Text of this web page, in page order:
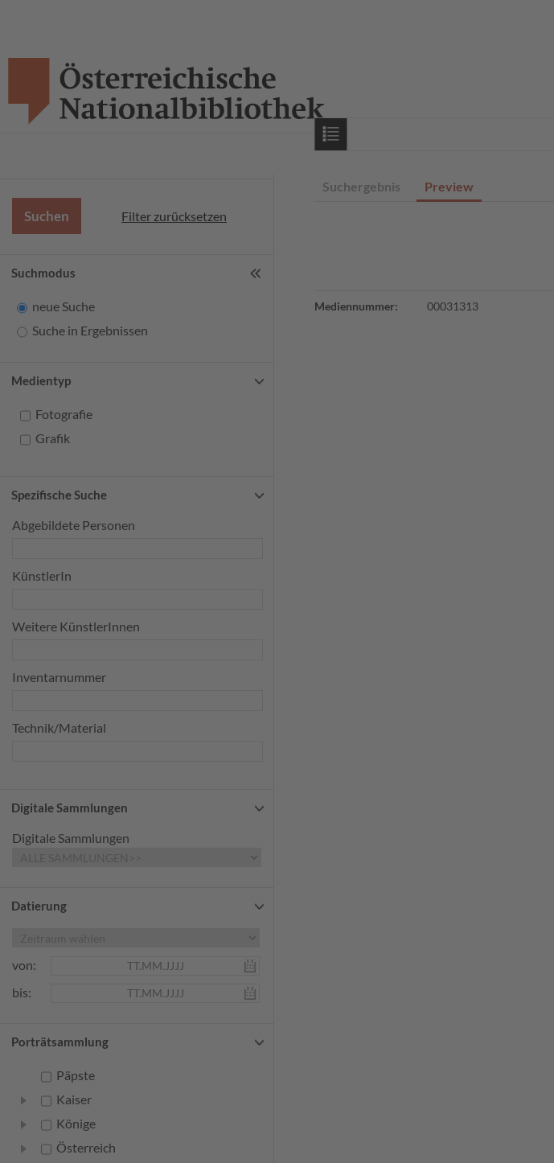
Startseite
Filter zurücksetzen
Suchmodus
neue Suche
Suche in Ergebnissen
Medientyp
Fotografie
Grafik
Spezifische Suche
Abgebildete Personen
KünstlerIn
Weitere KünstlerInnen
Inventarnummer
Technik/Material
Digitale Sammlungen
Digitale Sammlungen
Datierung
von:
bis:
Porträtsammlung
Päpste
Kaiser
Könige
Österreich
Suchergebnis Preview
Mediennummer: 00031313